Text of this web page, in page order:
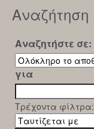
Αναζήτηση
Αναζητήστε σε:
για
Τρέχοντα φίλτρα: